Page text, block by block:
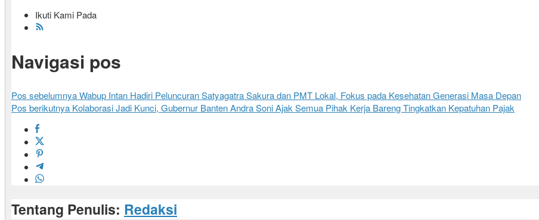
Ikuti Kami Pada
Navigasi pos
Pos sebelumnyaWabup Intan Hadiri Peluncuran Satyagatra Sakura dan PMT Lokal, Fokus pada Kesehatan Generasi Masa Depan
Pos berikutnya Kolaborasi Jadi Kunci, Gubernur Banten Andra Soni Ajak Semua Pihak Kerja Bareng Tingkatkan Kepatuhan Pajak
Tentang Penulis: Redaksi